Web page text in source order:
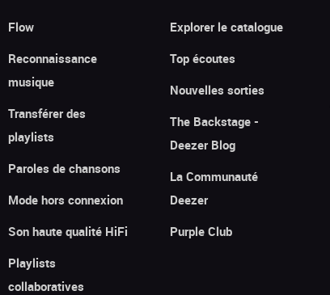
Flow
Reconnaissance
musique
Transférer des
playlists
Paroles de chansons
Mode hors connexion
Son haute qualité HiFi
Playlists
collaboratives
Explorer le catalogue
Top écoutes
Nouvelles sorties
The Backstage -
Deezer Blog
La Communauté
Deezer
Purple Club